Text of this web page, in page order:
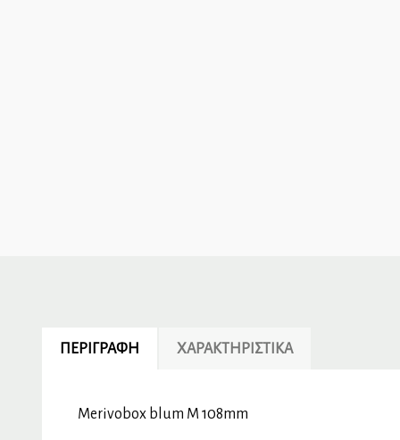
ΠΕΡΙΓΡΑΦΉ ΧΑΡΑΚΤΗΡΙΣΤΙΚΆ
Merivobox blum M 108mm